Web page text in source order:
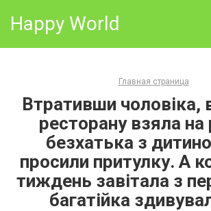
Happy World
Главная страница
Втративши чоловіка,
ресторану взяла на
безхатька з
просили притулку. А
тиждень завітала з
багатійка